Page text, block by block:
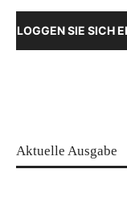
LOGGEN SIE SICH
Aktuelle Ausgabe